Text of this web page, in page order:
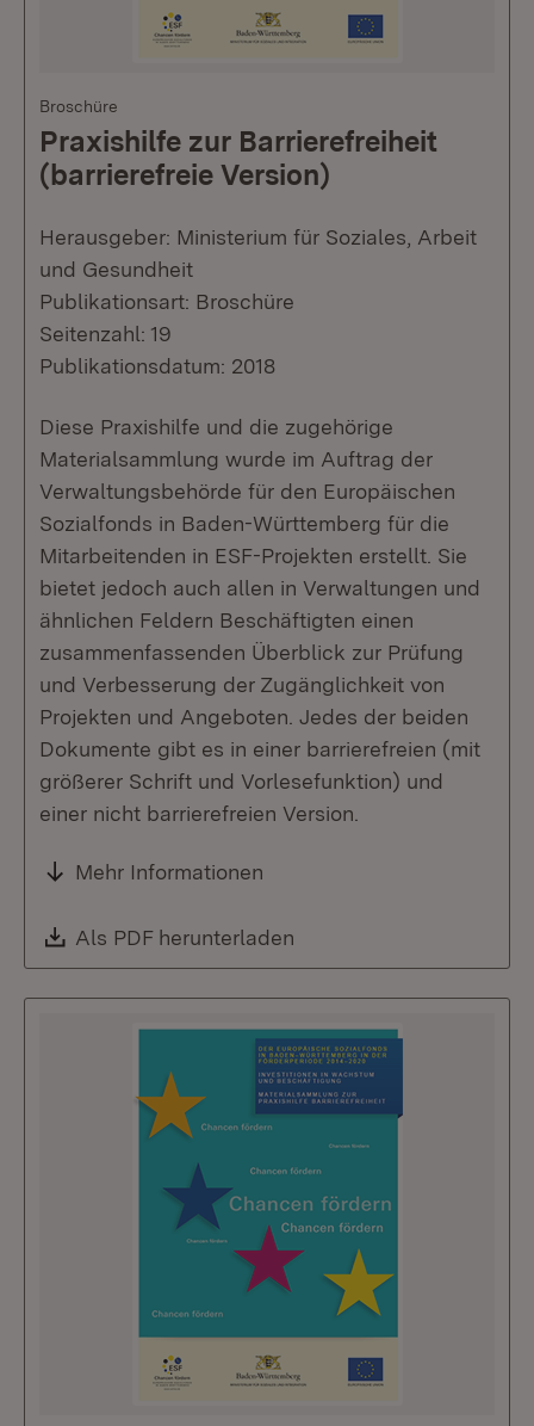
Broschüre
Praxishilfe zur Barrierefreiheit
(barrierefreie Version)
Herausgeber: Ministerium für Soziales, Arbeit
und Gesundheit
Publikationsart: Broschüre
Seitenzahl: 19
Publikationsdatum: 2018
Diese Praxishilfe und die zugehörige
Materialsammlung wurde im Auftrag der
Verwaltungsbehörde für den Europäischen
Sozialfonds in Baden-Württemberg für die
Mitarbeitenden in ESF-Projekten erstellt. Sie
bietet jedoch auch allen in Verwaltungen und
ähnlichen Feldern Beschäftigten einen
zusammenfassenden Überblick zur Prüfung
und Verbesserung der Zugänglichkeit von
Projekten und Angeboten. Jedes der beiden
Dokumente gibt es in einer barrierefreien (mit
größerer Schrift und Vorlesefunktion) und
einer nicht barrierefreien Version.
Mehr Informationen
Download:
Als PDF herunterladen